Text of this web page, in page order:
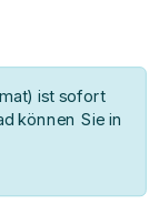
ist sofort
können Sie in